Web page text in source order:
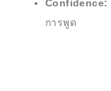
Confidence:
การพูด